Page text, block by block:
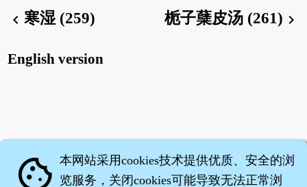
chevron_left寒湿 (259) 栀子蘖皮汤 (261) chevron_right
English version
cookie 本网站采用cookies技术提供优质、安全的浏
览服务，关闭cookies可能导致无法正常浏